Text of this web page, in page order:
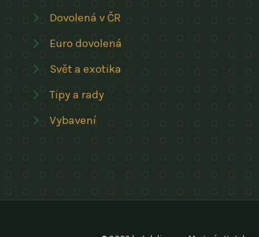
Dovolená v ČR
Euro dovolená
Svět a exotika
Tipy a rady
Vybavení